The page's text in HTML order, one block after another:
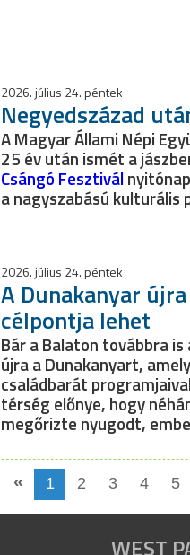
2026. július 24. péntek
Negyedszázad
A Magyar Állami Népi
25 év után ismét a
Csángó Fesztivál
a nagyszabású
2026. július 24. péntek
A Dunakanyar
célpontja lehet
Bár a Balaton továbbra
újra a Dunakanyart,
családbarát
térség előnye, hogy
megőrizte nyugodt,
« 1 2 3 4 5
WEST